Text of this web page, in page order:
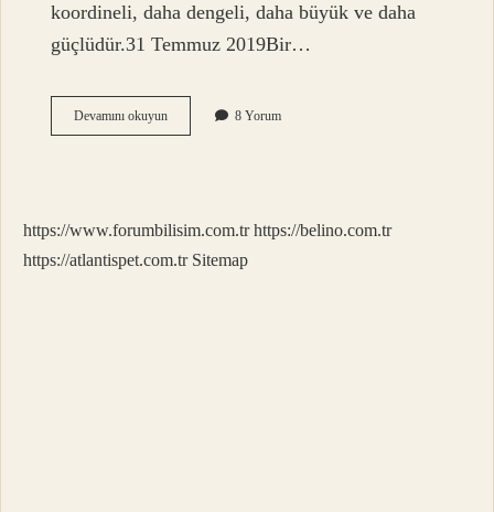
koordineli, daha dengeli, daha büyük ve daha
güçlüdür.31 Temmuz 2019Bir…
Devamını okuyunAslan
Mı
8 Yorum
https://www.forumbilisim.com.tr https://belino.com.tr
https://atlantispet.com.tr Sitemap